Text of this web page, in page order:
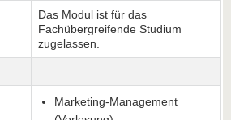
Das Modul ist für das
Fachübergreifende Studium
zugelassen.
Marketing-Management